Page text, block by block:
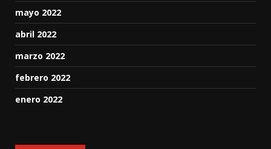
mayo 2022
abril 2022
marzo 2022
febrero 2022
enero 2022